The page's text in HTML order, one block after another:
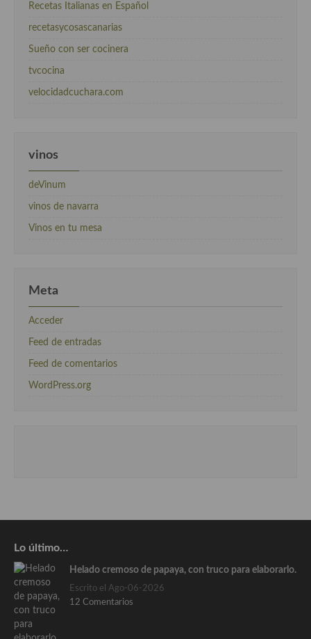
Recetas Italianas en Español
recetasycosascanarias
Sueño con ser cocinera
tvcocina
velocidadcuchara.com
vinos
deVinum
vinos de navarra
Vinos en tu mesa
Meta
Acceder
Feed de entradas
Feed de comentarios
WordPress.org
Lo último…
Helado cremoso de papaya, con truco para elaborarlo.
Escrito el Ago-06-2026
12 Comentarios